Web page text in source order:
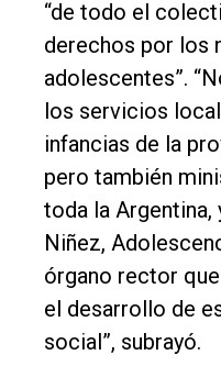
“de todo el
derechos por los
adolescentes”.
los servicios
infancias de la
pero también
toda la Argentina,
Niñez,
órgano rector
el desarrollo de
social”, subrayó.